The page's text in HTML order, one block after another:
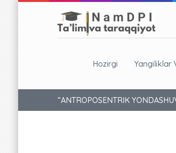
Hozirgi Yangiliklar
“ANTROPOSENTRIK